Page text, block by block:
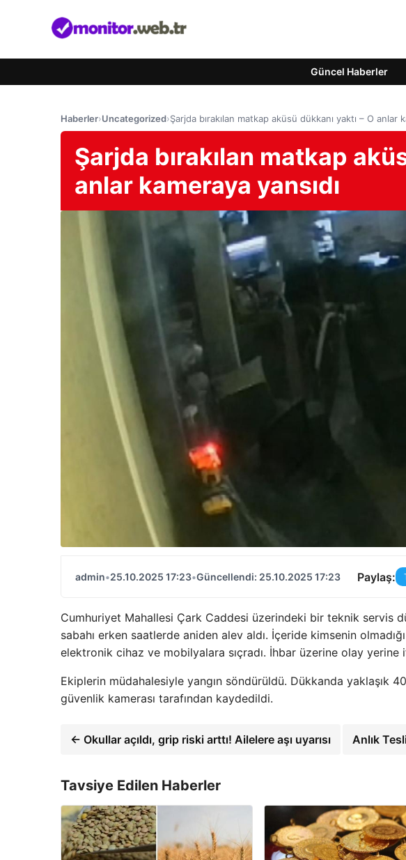
Güncel Haberler
Haberler›Uncategorized›Şarjda bırakılan matkap aküsü dükkanı yaktı – O anlar
Şarjda bırakılan matkap
anlar kameraya yansıdı
admin•25.10.2025 17:23•Güncellendi: 25.10.2025 17:23 Paylaş:
Cumhuriyet Mahallesi Çark Caddesi üzerindeki bir teknik servis
sabahı erken saatlerde aniden alev aldı. İçeride kimsenin
elektronik cihaz ve mobilyalara sıçradı. İhbar üzerine olay
Ekiplerin müdahalesiyle yangın söndürüldü. Dükkanda yaklaşık
güvenlik kamerası tarafından kaydedildi.
← Okullar açıldı, grip riski arttı! Ailelere aşı uyarısı Anlık
Tavsiye Edilen Haberler